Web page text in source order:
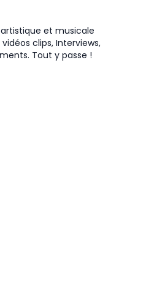
et musicale
clips, Interviews,
Tout y passe !